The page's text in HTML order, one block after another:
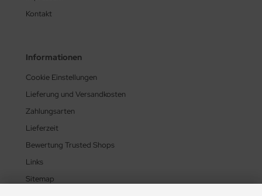
Kontakt
Informationen
Cookie Einstellungen
Lieferung und Versandkosten
Zahlungsarten
Lieferzeit
Bewertung Trusted Shops
Links
Sitemap